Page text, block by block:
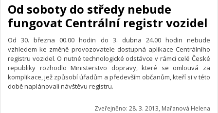
Od soboty do středy nebude
fungovat Centrální registr vozidel
Od 30. března 00.00 hodin do 3. dubna 24.00 hodin nebude
vzhledem ke změně provozovatele dostupná aplikace Centrálního
registru vozidel. O nutné technologické odstávce v rámci celé České
republiky rozhodlo Ministerstvo dopravy, které se omlouvá za
komplikace, jež způsobí úřadům a především občanům, kteří si v této
době naplánovali návštěvu registru.
Zveřejněno: 28. 3. 2013, Mařanová Helena